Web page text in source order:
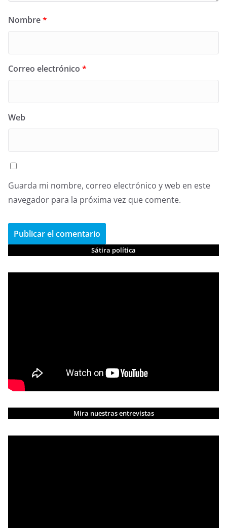
Nombre*
Correo electrónico *
Web
Guarda mi nombre, correo electrónico y web en este
navegador para la próxima vez que comente.
Sátira política
Mira nuestras entrevistas